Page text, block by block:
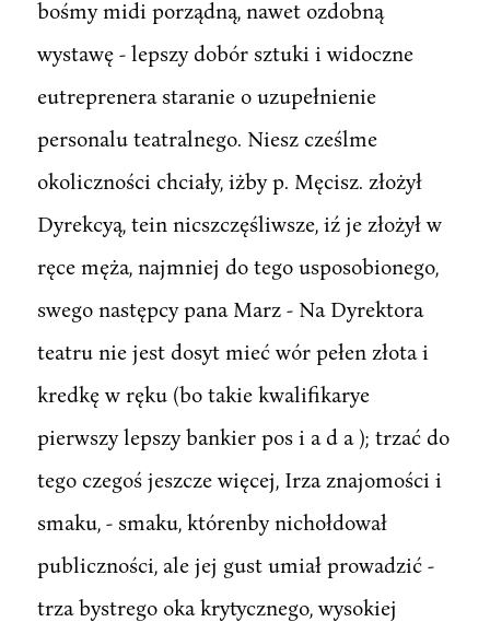
bośmy midi porządną, nawet ozdobną
wystawę - lepszy dobór sztuki i widoczne
eutreprenera staranie o uzupełnienie
personalu teatralnego. Niesz cześlme
okoliczności chciały, iżby p. Męcisz. złożył
Dyrekcyą, tein nicszczęśliwsze, iź je złożył w
ręce męża, najmniej do tego usposobionego,
swego następcy pana Marz - Na Dyrektora
teatru nie jest dosyt mieć wór pełen złota i
kredkę w ręku (bo takie kwalifikarye
pierwszy lepszy bankier pos i a d a ); trzać do
tego czegoś jeszcze więcej, Irza znajomości i
smaku, - smaku, którenby nichołdował
publiczności, ale jej gust umiał prowadzić -
trza bystrego oka krytycznego, wysokiej